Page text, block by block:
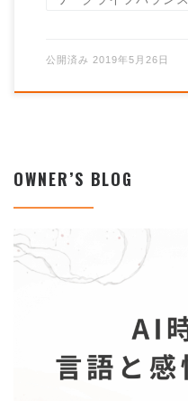
公開済み 2019年5月26日
OWNER’S BLOG